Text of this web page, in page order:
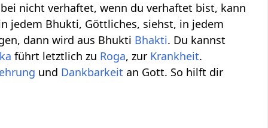
nicht verhaftet, wenn du verhaftet bist, kann
jedem Bhukti, Göttliches, siehst, in jedem
dann wird aus Bhukti Bhakti. Du kannst
führt letztlich zu Roga, zur Krankheit.
und Dankbarkeit an Gott. So hilft dir